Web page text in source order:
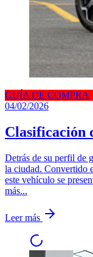
GUÍA DE COMPRA
04/02/2026
Clasificación
Detrás de su perfil de
la ciudad. Convertido
este vehículo se
más...
Leer más